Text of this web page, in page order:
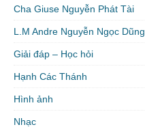
Cha Giuse Nguyễn Phát Tài
L.M Andre Nguyễn Ngọc Dũng
Giải đáp – Học hỏi
Hạnh Các Thánh
Hình ảnh
Nhạc